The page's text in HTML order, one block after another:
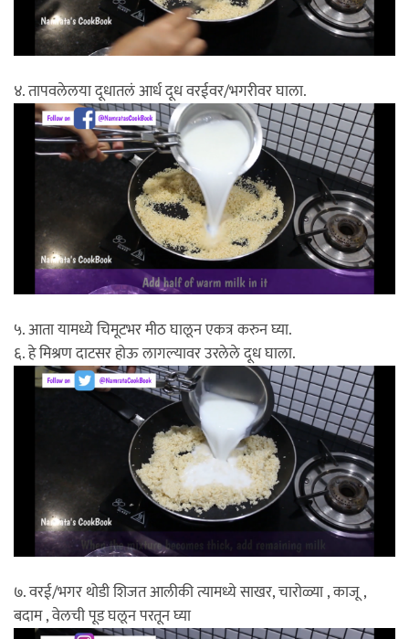
४. तापवलेलया दूधातलं आर्ध दूध वरईवर/भगरीवर घाला.
५. आता यामध्ये चिमूटभर मीठ घालून एकत्र करुन घ्या.
६. हे मिश्रण दाटसर होऊ लागल्यावर उरलेले दूध घाला.
७. वरई/भगर थोडी शिजत आलीकी त्यामध्ये साखर, चारोळ्या , काजू ,
बदाम , वेलची पूड घलून परतून घ्या